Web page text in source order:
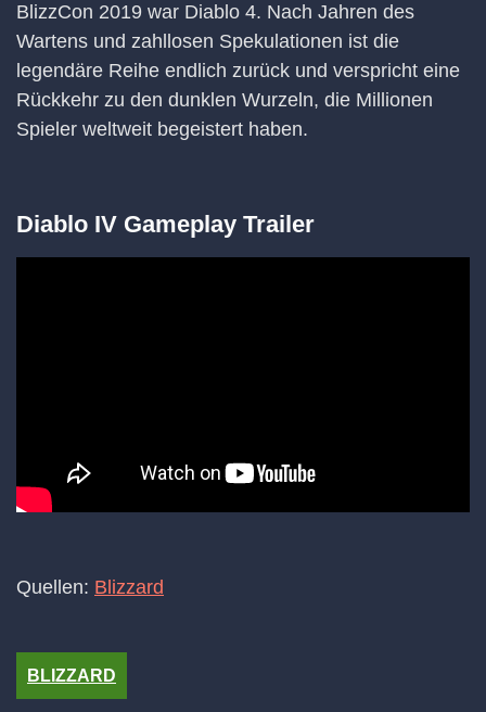
BlizzCon 2019 war Diablo 4. Nach Jahren des
Wartens und zahllosen Spekulationen ist die
legendäre Reihe endlich zurück und verspricht eine
Rückkehr zu den dunklen Wurzeln, die Millionen
Spieler weltweit begeistert haben.
Diablo IV Gameplay Trailer
Quellen: Blizzard
BLIZZARD